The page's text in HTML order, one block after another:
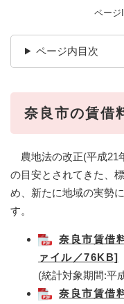
ページ
ページ内目次
奈良市の賃借
農地法の改正(平成21
の目安とされてきた、
め、新たに地域の実勢
す。
奈良市賃借
ァイル／76KB]
(統計対象期間:平
奈良市賃借